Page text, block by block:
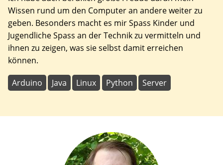
Wissen rund um den Computer an andere weiter zu
geben. Besonders macht es mir Spass Kinder und
Jugendliche Spass an der Technik zu vermitteln und
ihnen zu zeigen, was sie selbst damit erreichen
können.
Arduino Java Linux Python Server